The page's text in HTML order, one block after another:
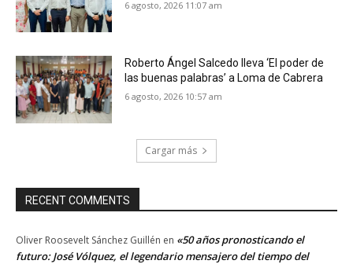
6 agosto, 2026 11:07 am
Roberto Ángel Salcedo lleva ‘El poder de
las buenas palabras’ a Loma de Cabrera
6 agosto, 2026 10:57 am
Cargar más
RECENT COMMENTS
Oliver Roosevelt Sánchez Guillén en «50 años pronosticando el
futuro: José Vólquez, el legendario mensajero del tiempo del